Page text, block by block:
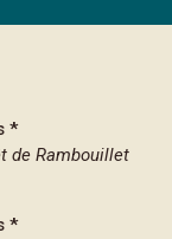
*
de Rambouillet
*